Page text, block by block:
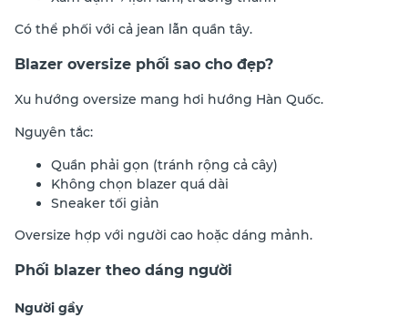
Có thể phối với cả jean lẫn quần tây.
Blazer oversize phối sao cho đẹp?
Xu hướng oversize mang hơi hướng Hàn Quốc.
Nguyên tắc:
Quần phải gọn (tránh rộng cả cây)
Không chọn blazer quá dài
Sneaker tối giản
Oversize hợp với người cao hoặc dáng mảnh.
Phối blazer theo dáng người
Người gầy